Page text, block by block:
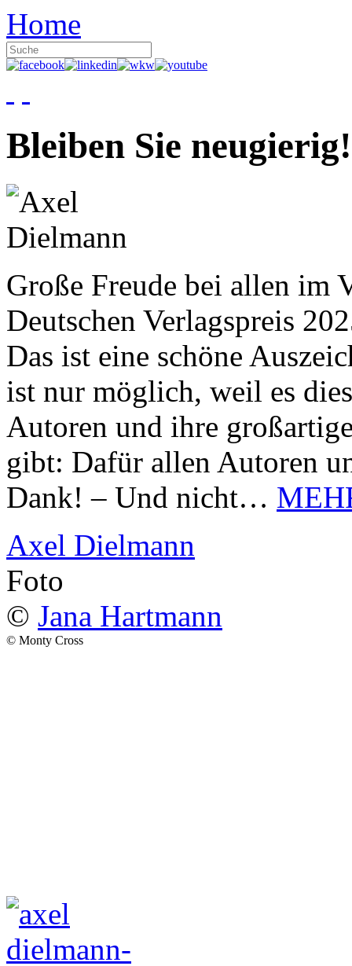
Home
Bleiben Sie neugierig!
Große Freude bei allen im
Deutschen Verlagspreis
Das ist eine schöne
ist nur möglich, weil es
Autoren und ihre
gibt: Dafür allen Autoren
Dank! – Und nicht…
Axel Dielmann
Foto
© Jana Hartmann
© Monty Cross